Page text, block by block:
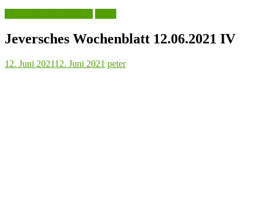
Jeversches Wochenblatt 12.06.2021 IV
12. Juni 202112. Juni 2021 peter